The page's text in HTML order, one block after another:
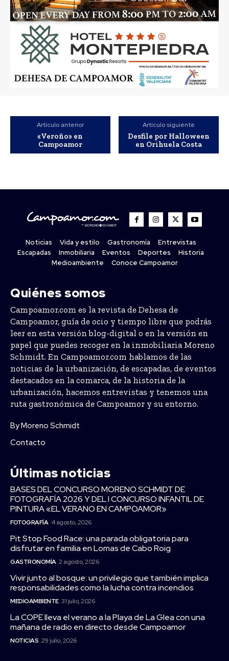
Artículo anterior
«Veroño» en
Campoamor
Artículo siguiente
Desfile por Halloween
en Orihuela Costa
Noticias Vida y estilo Gastronomía
Entrevistas
Escapadas
Inmobiliaria Eventos Deportes
Historia
Medioambiente
Conoce Campoamor
Quiénes somos
Campoamor.com es la revista de Dehesa de
Campoamor, guía de ocio y tiempo libre que podrás
leer en esta versión blog-digital o en la versión en
papel que puedes recoger en la inmobiliaria Moreno
Schmidt. En Campoamor.com hablamos de las
noticias de la urbanización, de escapadas, de eventos
destacados en la comarca, de la historia de la
urbanización, hacemos entrevistas y tenemos una
ruta gastronómica de Campoamor y su entorno.
By Moreno Schmidt
Contacto
Últimas noticias
BASES DEL CONCURSO MORENO SCHMIDT DE
FOTOGRAFÍA 2026 Y DEL I CONCURSO INFANTIL DE
PINTURA «EL VERANO EN CAMPOAMOR»
FOTOGRAFÍA 4 agosto, 2026
Pit Stop Food Race: una parada obligatoria para
disfrutar en familia en Lomas de Cabo Roig
GASTRONOMÍA 2 agosto, 2026
Vivir junto al bosque: un privilegio que también implica
responsabilidades como la lucha contra incendios
MEDIOAMBIENTE 31 julio, 2026
La COPE lleva el verano a la Playa de La Glea con una
mañana de radio en directo desde Campoamor
NOTICIAS 29 julio, 2026